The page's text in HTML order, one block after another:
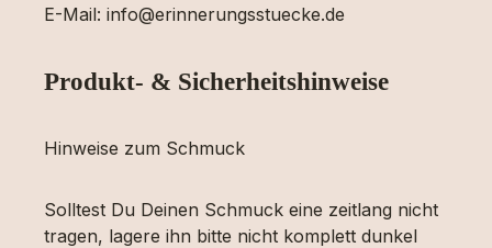
E-Mail: info@erinnerungsstuecke.de
Produkt- & Sicherheitshinweise
Hinweise zum Schmuck
Solltest Du Deinen Schmuck eine zeitlang nicht
tragen, lagere ihn bitte nicht komplett dunkel